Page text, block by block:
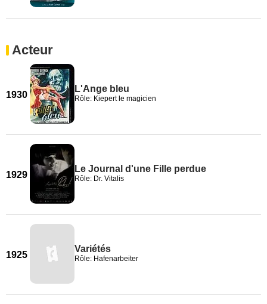
Acteur
1930
L'Ange bleu
Rôle: Kiepert le magicien
1929
Le Journal d'une Fille perdue
Rôle: Dr. Vitalis
1925
Variétés
Rôle: Hafenarbeiter